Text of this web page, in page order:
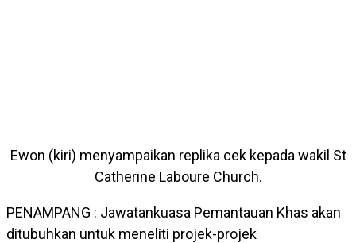
Ewon (kiri) menyampaikan replika cek kepada wakil St
Catherine Laboure Church.
PENAMPANG : Jawatankuasa Pemantauan Khas akan
ditubuhkan untuk meneliti projek-projek